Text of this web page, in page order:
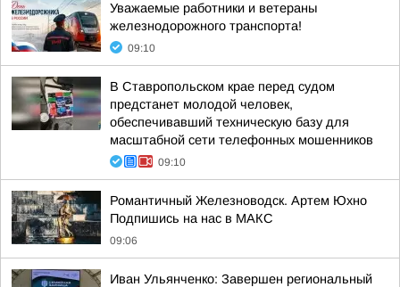
Уважаемые работники и ветераны
железнодорожного транспорта!
09:10
В Ставропольском крае перед судом
предстанет молодой человек,
обеспечивавший техническую базу для
масштабной сети телефонных мошенников
09:10
Романтичный Железноводск. Артем Юхно
Подпишись на нас в МАКС
09:06
Иван Ульянченко: Завершен региональный